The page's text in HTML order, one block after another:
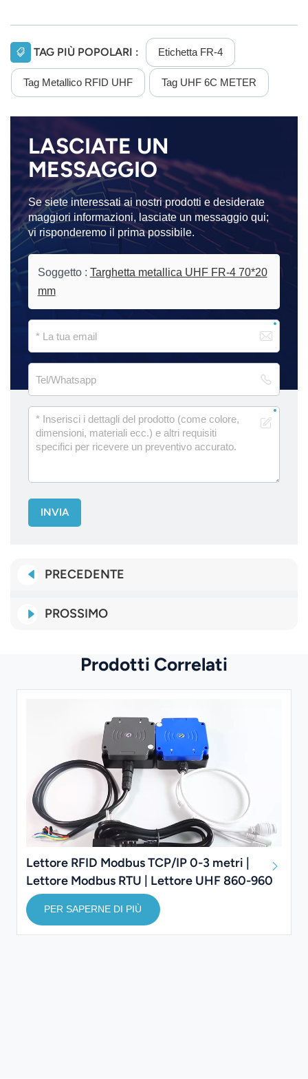
TAG PIÙ POPOLARI : Etichetta FR-4
Tag Metallico RFID UHF Tag UHF 6C METER
LASCIATE UN
MESSAGGIO
Se siete interessati ai nostri prodotti e desiderate
maggiori informazioni, lasciate un messaggio qui;
vi risponderemo il prima possibile.
Soggetto : Targhetta metallica UHF FR-4 70*20
mm
INVIA
PRECEDENTE
PROSSIMO
Prodotti Correlati
Lettore RFID Modbus TCP/IP 0-3 metri |
Lettore Modbus RTU | Lettore UHF 860-960
MHz
PER SAPERNE DI PIÙ